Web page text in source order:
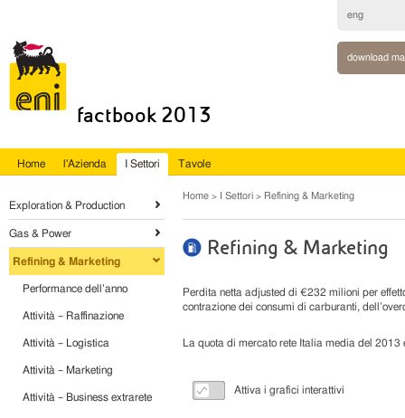
factbook 2013
eng
download
Home l'Azienda I Settori Tavole
Exploration & Production
Gas & Power
Refining & Marketing
Performance dell’anno
Attività – Raffinazione
Attività – Logistica
Attività – Marketing
Attività – Business extrarete
Home I Settori Refining & Marketing
Refining & Marketing
Perdita netta adjusted di €232 milioni per
contrazione dei consumi di carburanti,
La quota di mercato rete Italia media del 2013
Attiva i grafici interattivi